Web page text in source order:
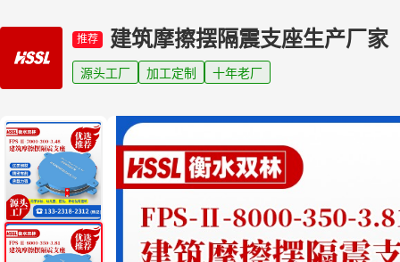
推荐 建筑摩擦摆隔震支座生产厂家
源头工厂 加工定制 十年老厂